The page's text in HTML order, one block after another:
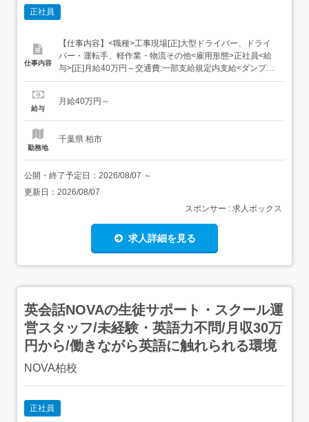
正社員
仕事内容
【仕事内容】<職種>工事現場[正]大型ドライバー、ドライ
バー・運転手、軽作業・物流その他<雇用形態>正社員<給
与>[正]月給40万円～交通費:一部支給規定内支給<ダンプ
10t・8t>月給40万円以上 週休2日の場合/月給33万6000円
例>43万円(入社半年/28歳)月給40万円+手当3万円<年収例...
給与
月給40万円～
勤務地
千葉県 柏市
公開・終了予定日： 2026/08/07 ～
更新日： 2026/08/07
スポンサー : 求人ボックス
求人詳細を見る
英会話NOVAの生徒サポート・スクール運
営スタッフ/未経験・英語力不問/月収30万
円から/働きながら英語に触れられる環境
NOVA柏校
正社員